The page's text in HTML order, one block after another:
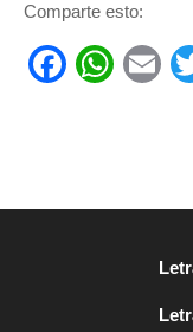
Comparte esto:
F
b
W
A
E